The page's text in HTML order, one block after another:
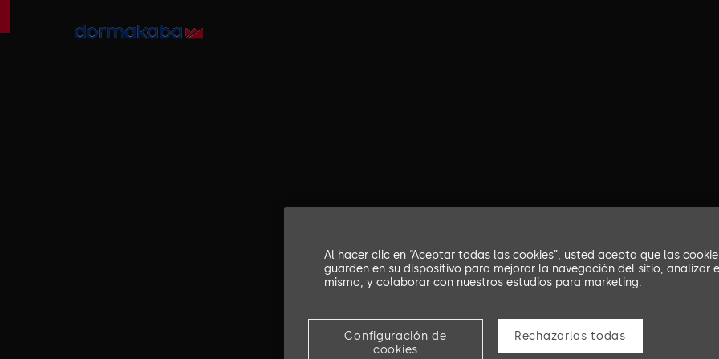
Al hacer clic en “Aceptar todas las cookies”, usted acepta que las
guarden en su dispositivo para mejorar la navegación del sitio, analizar
mismo, y colaborar con nuestros estudios para marketing.
Configuración de
cookies
Rechazarlas todas